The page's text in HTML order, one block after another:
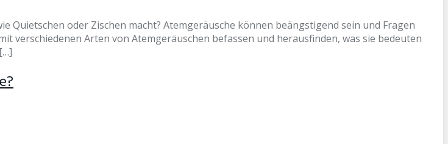
Quietschen oder Zischen macht? Atemgeräusche können beängstigend sein und Fragen
verschiedenen Arten von Atemgeräuschen befassen und herausfinden, was sie bedeuten